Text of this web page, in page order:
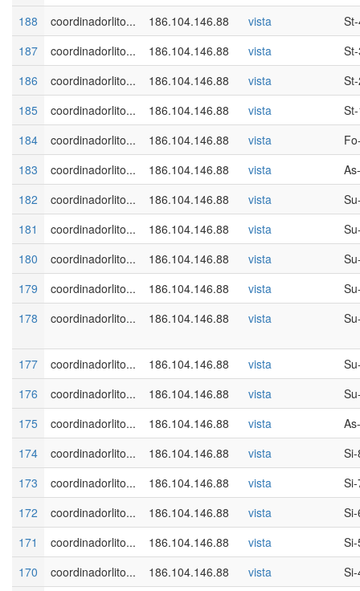
188
coordinadorlito... 186.104.146.88 vista
187
coordinadorlito... 186.104.146.88 vista
186
coordinadorlito... 186.104.146.88 vista
185
coordinadorlito... 186.104.146.88 vista
184
coordinadorlito... 186.104.146.88 vista
183
coordinadorlito... 186.104.146.88 vista
182
coordinadorlito... 186.104.146.88 vista
181
coordinadorlito... 186.104.146.88 vista
180
coordinadorlito... 186.104.146.88 vista
179
coordinadorlito... 186.104.146.88 vista
178
coordinadorlito... 186.104.146.88 vista
177 coordinadorlito... 186.104.146.88 vista
176
coordinadorlito... 186.104.146.88 vista
175
coordinadorlito... 186.104.146.88 vista
174
coordinadorlito... 186.104.146.88 vista
173
coordinadorlito... 186.104.146.88 vista
172
coordinadorlito... 186.104.146.88 vista
171
coordinadorlito... 186.104.146.88 vista
170
coordinadorlito... 186.104.146.88 vista